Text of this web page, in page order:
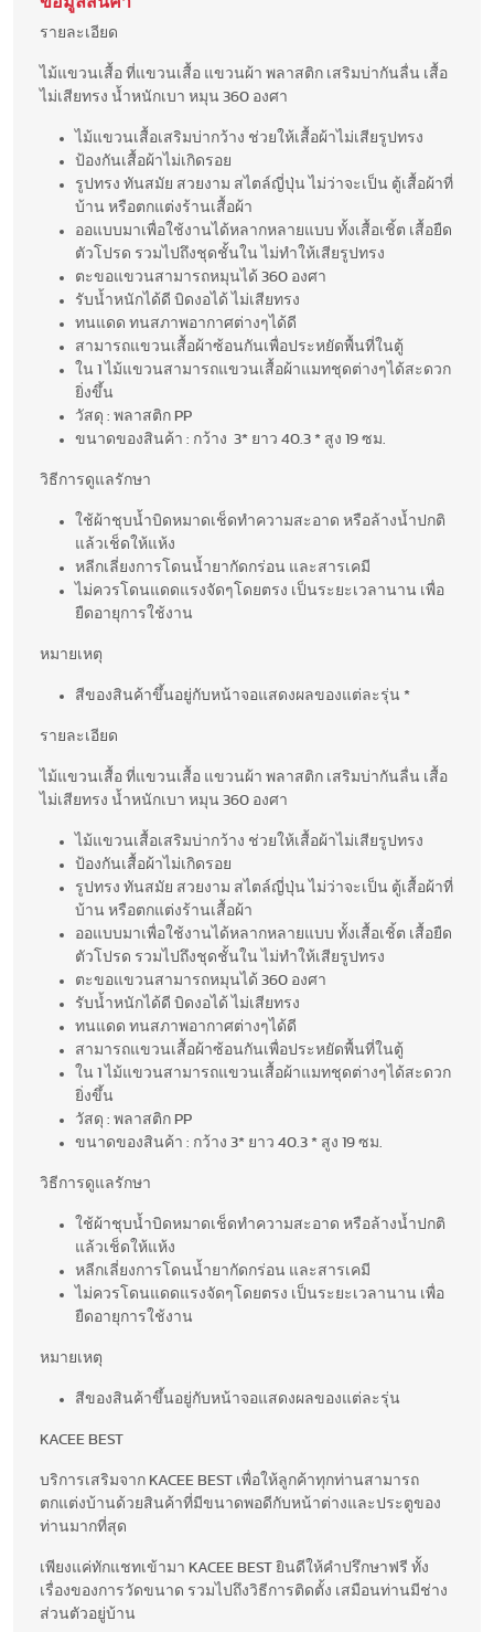
รายละเอียด
ไม้แขวนเสื้อ ที่แขวนเสื้อ แขวนผ้า พลาสติก เสริมบ่ากันลื่น เสื้อ
ไม่เสียทรง น้ำหนักเบา หมุน 360 องศา
ไม้แขวนเสื้อเสริมบ่ากว้าง ช่วยให้เสื้อผ้าไม่เสียรูปทรง
ป้องกันเสื้อผ้าไม่เกิดรอย
รูปทรง ทันสมัย สวยงาม สไตล์ญี่ปุ่น ไม่ว่าจะเป็น ตู้เสื้อผ้าที่
บ้าน หรือตกแต่งร้านเสื้อผ้า
ออแบบมาเพื่อใช้งานได้หลากหลายแบบ ทั้งเสื้อเชิ้ต เสื้อยืด
ตัวโปรด รวมไปถึงชุดชั้นใน ไม่ทำให้เสียรูปทรง
ตะขอแขวนสามารถหมุนได้ 360 องศา
รับน้ำหนักได้ดี บิดงอได้ ไม่เสียทรง
ทนแดด ทนสภาพอากาศต่างๆได้ดี
สามารถแขวนเสื้อผ้าซ้อนกันเพื่อประหยัดพื้นที่ในตู้
ใน 1 ไม้แขวนสามารถแขวนเสื้อผ้าแมทชุดต่างๆได้สะดวก
ยิ่งขึ้น
วัสดุ : พลาสติก PP
ขนาดของสินค้า : กว้าง 3* ยาว 40.3 * สูง 19 ซม.
วิธีการดูแลรักษา
ใช้ผ้าชุบน้ำบิดหมาดเช็ดทำความสะอาด หรือล้างน้ำปกติ
แล้วเช็ดให้แห้ง
หลีกเลี่ยงการโดนน้ำยากัดกร่อน และสารเคมี
ไม่ควรโดนแดดแรงจัดๆโดยตรง เป็นระยะเวลานาน เพื่อ
ยืดอายุการใช้งาน
หมายเหตุ
สีของสินค้าขึ้นอยู่กับหน้าจอแสดงผลของแต่ละรุ่น *
รายละเอียด
ไม้แขวนเสื้อ ที่แขวนเสื้อ แขวนผ้า พลาสติก เสริมบ่ากันลื่น เสื้อ
ไม่เสียทรง น้ำหนักเบา หมุน 360 องศา
ไม้แขวนเสื้อเสริมบ่ากว้าง ช่วยให้เสื้อผ้าไม่เสียรูปทรง
ป้องกันเสื้อผ้าไม่เกิดรอย
รูปทรง ทันสมัย สวยงาม สไตล์ญี่ปุ่น ไม่ว่าจะเป็น ตู้เสื้อผ้าที่
บ้าน หรือตกแต่งร้านเสื้อผ้า
ออแบบมาเพื่อใช้งานได้หลากหลายแบบ ทั้งเสื้อเชิ้ต เสื้อยืด
ตัวโปรด รวมไปถึงชุดชั้นใน ไม่ทำให้เสียรูปทรง
ตะขอแขวนสามารถหมุนได้ 360 องศา
รับน้ำหนักได้ดี บิดงอได้ ไม่เสียทรง
ทนแดด ทนสภาพอากาศต่างๆได้ดี
สามารถแขวนเสื้อผ้าซ้อนกันเพื่อประหยัดพื้นที่ในตู้
ใน 1 ไม้แขวนสามารถแขวนเสื้อผ้าแมทชุดต่างๆได้สะดวก
ยิ่งขึ้น
วัสดุ : พลาสติก PP
ขนาดของสินค้า : กว้าง 3* ยาว 40.3 * สูง 19 ซม.
วิธีการดูแลรักษา
ใช้ผ้าชุบน้ำบิดหมาดเช็ดทำความสะอาด หรือล้างน้ำปกติ
แล้วเช็ดให้แห้ง
หลีกเลี่ยงการโดนน้ำยากัดกร่อน และสารเคมี
ไม่ควรโดนแดดแรงจัดๆโดยตรง เป็นระยะเวลานาน เพื่อ
ยืดอายุการใช้งาน
หมายเหตุ
สีของสินค้าขึ้นอยู่กับหน้าจอแสดงผลของแต่ละรุ่น
KACEE BEST
บริการเสริมจาก KACEE BEST เพื่อให้ลูกค้าทุกท่านสามารถ
ตกแต่งบ้านด้วยสินค้าที่มีขนาดพอดีกับหน้าต่างและประตูของ
ท่านมากที่สุด
เพียงแค่ทักแชทเข้ามา KACEE BEST ยินดีให้คำปรึกษาฟรี ทั้ง
เรื่องของการวัดขนาด รวมไปถึงวิธีการติดตั้ง เสมือนท่านมีช่าง
ส่วนตัวอยู่บ้าน